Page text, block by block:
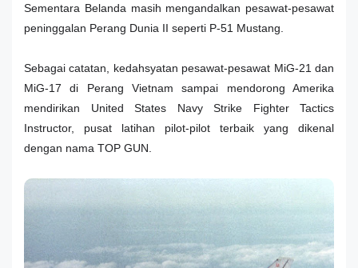
Sementara Belanda masih mengandalkan pesawat-pesawat
peninggalan Perang Dunia II seperti P-51 Mustang.
Sebagai catatan, kedahsyatan pesawat-pesawat MiG-21 dan
MiG-17 di Perang Vietnam sampai mendorong Amerika
mendirikan United States Navy Strike Fighter Tactics
Instructor, pusat latihan pilot-pilot terbaik yang dikenal
dengan nama TOP GUN.